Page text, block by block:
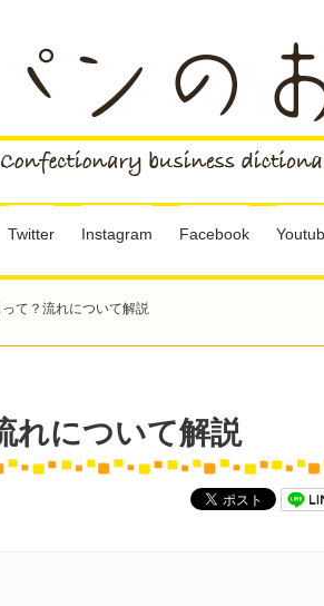
Twitter Instagram Facebook
て？流れについて解説
れについて解説